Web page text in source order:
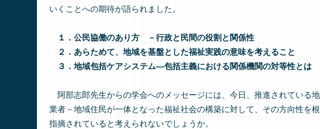
いくことへの期待が語られました。
１．公民協働のあり方 －行政と民間の役割と関係性
２．あらためて、地域を基盤とした福祉実践の意味を考えること
３．地域包括ケアシステム―包括主義における関係機関の対等性とは
阿部志郎先生からの学会へのメッセージには、今日、推進されている
業者－地域住民が一体となった福祉社会の構築に対して、その方向性を
指摘されていると考えられないでしょうか。